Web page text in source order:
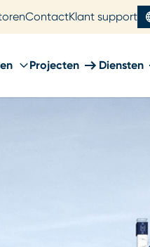
ContactKlant support
Projecten Diensten